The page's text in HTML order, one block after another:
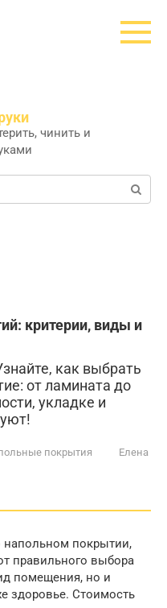
чинить и
критерии, виды и
как выбрать
от ламината до
укладке и
покрытия
Елена
покрытии,
правильного выбора
помещения, но и
здоровье. Стоимость